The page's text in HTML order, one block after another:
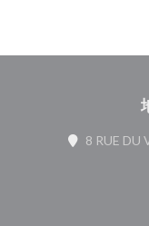
8 RUE DU